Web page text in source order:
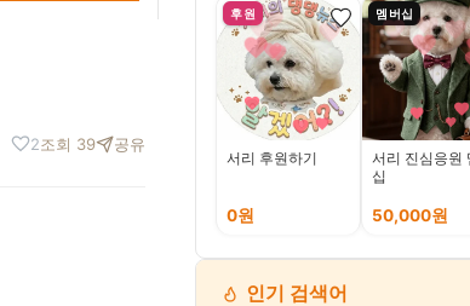
2조회 39 공유
후원
서리 후원하기
0원
멤버십
서리 진심응원
십
50,000원
인기 검색어